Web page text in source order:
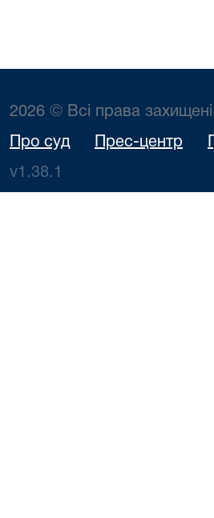
2026 © Всі права захищені
Про суд Прес-центр
v1.38.1